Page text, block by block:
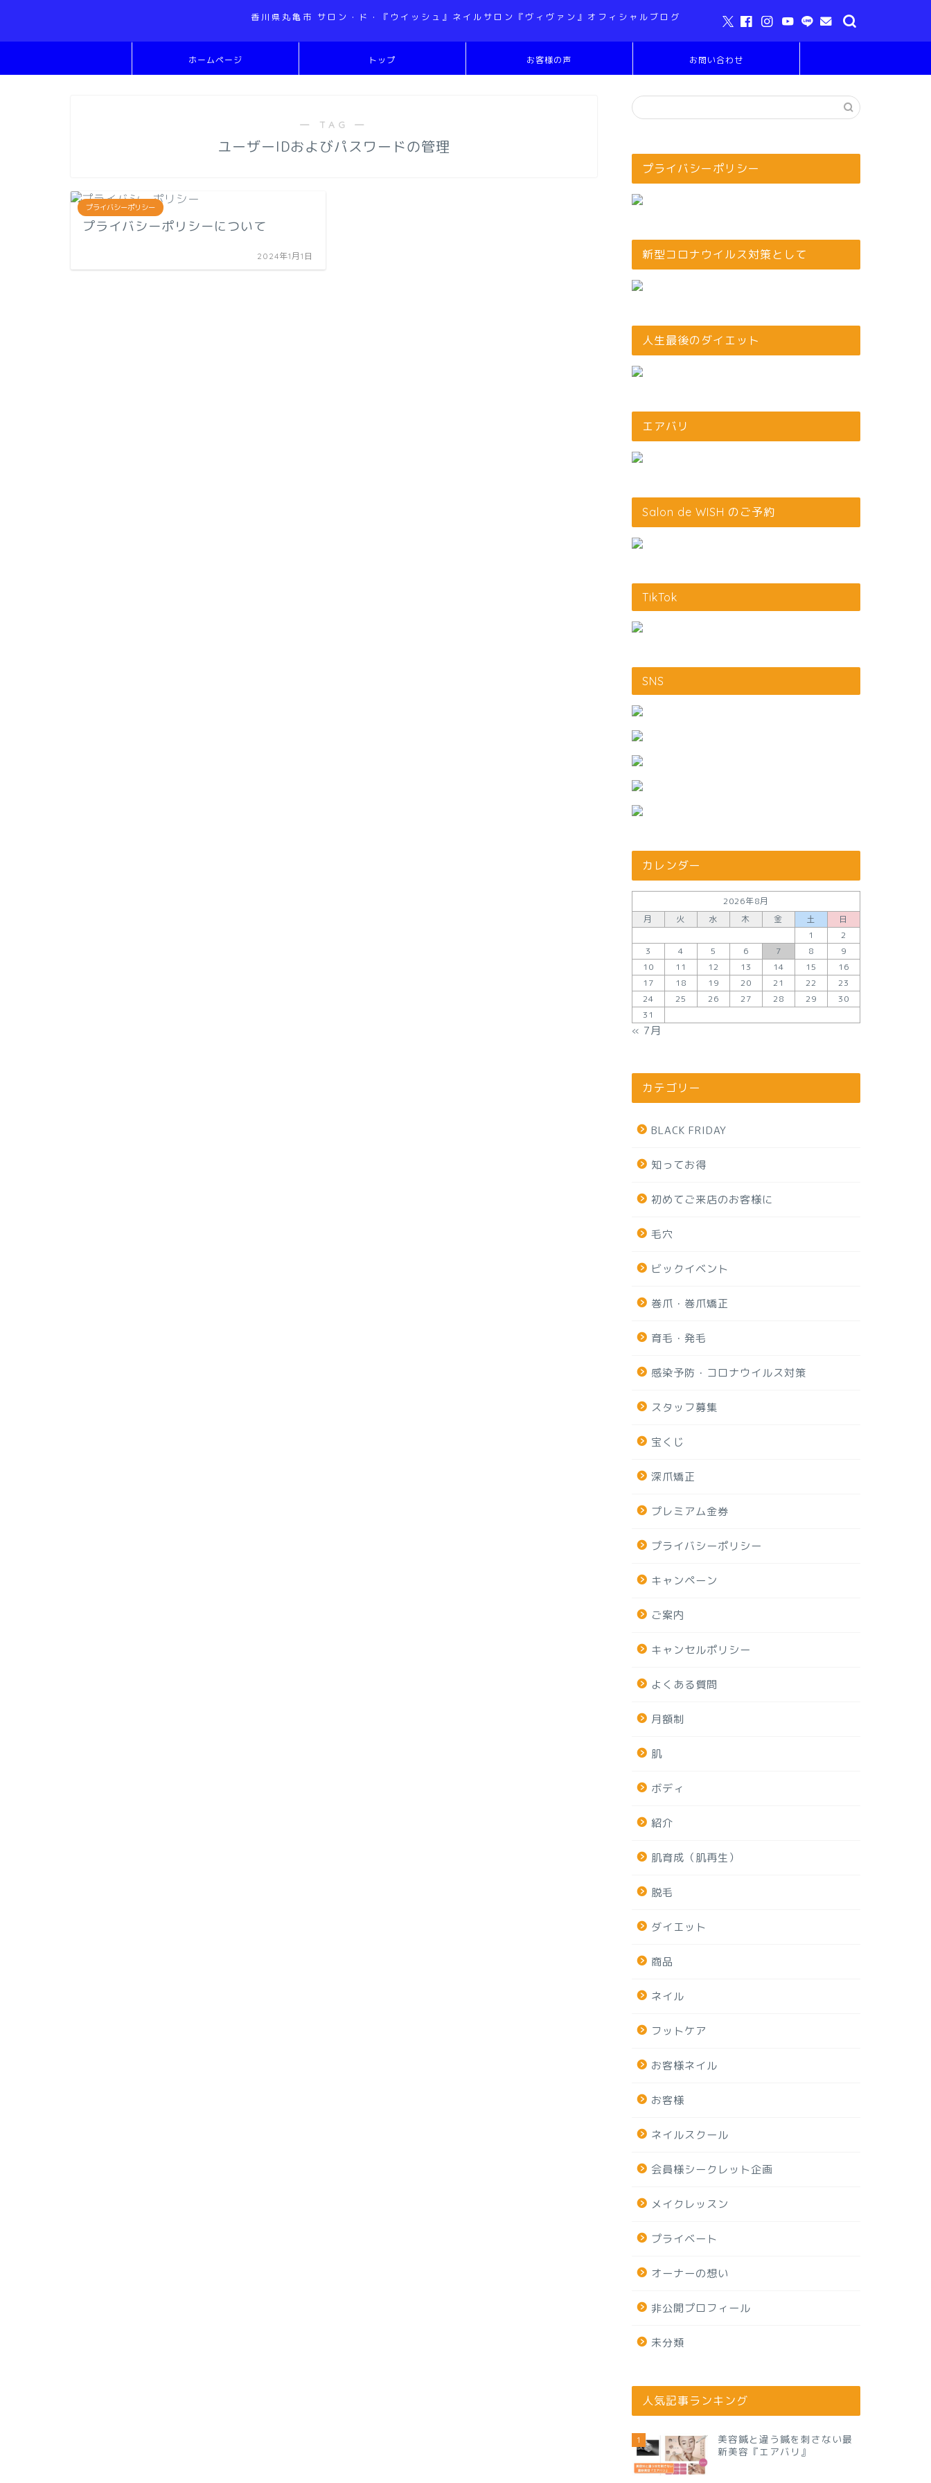
香川県丸亀市 サロン・ド・『ウイッシュ』ネイルサロン『ヴィヴァン』オフィシャルブログ
ホームページ トップ お客様の声 お問い合わせ
― TAG ―
ユーザーIDおよびパスワードの管理
プライバシーポリシー
プライバシーポリシーについて
2024年1月1日
プライバシーポリシー
新型コロナウイルス対策として
人生最後のダイエット
エアバリ
Salon de WISH のご予約
TikTok
SNS
カレンダー
2026年8月
月
火 水 木 金 土
日
1
2
3
4 5 6 7 8
9
10
11 12 13 14 15
16
17
18 19 20 21 22
23
24
25 26 27 28 29
30
31
« 7月
カテゴリー
BLACK FRIDAY
知ってお得
初めてご来店のお客様に
毛穴
ビックイベント
巻爪・巻爪矯正
育毛・発毛
感染予防・コロナウイルス対策
スタッフ募集
宝くじ
深爪矯正
プレミアム金券
プライバシーポリシー
キャンペーン
ご案内
キャンセルポリシー
よくある質問
月額制
肌
ボディ
紹介
肌育成（肌再生）
脱毛
ダイエット
商品
ネイル
フットケア
お客様ネイル
お客様
ネイルスクール
会員様シークレット企画
メイクレッスン
プライベート
オーナーの想い
非公開プロフィール
未分類
人気記事ランキング
1
美容鍼と違う鍼を刺さない最
新美容『エアバリ』